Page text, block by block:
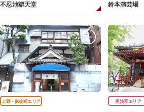
不忍池辯天堂 鈴本演芸場
上野・御徒町エリア 奥浅草エリア